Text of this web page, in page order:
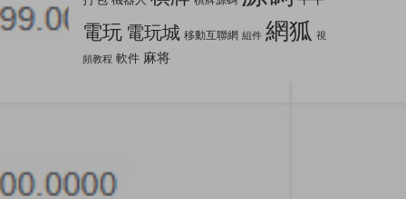
電玩 電玩城 移動互聯網 組件 網狐 視
頻教程 軟件 麻将